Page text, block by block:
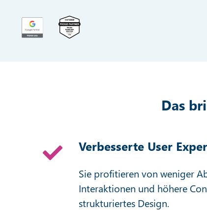
Das
Verbesserte User
Sie profitieren von weniger
Interaktionen und höhere
strukturiertes Design.